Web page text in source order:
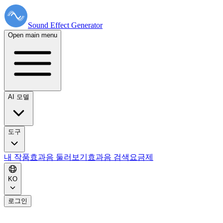
Sound Effect Generator
Open main menu
AI 모델
도구
내 작품효과음 둘러보기 효과음 검색 요금제
KO
로그인